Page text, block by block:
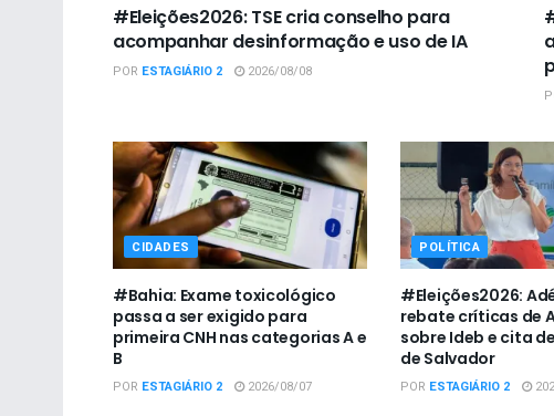
#Eleições2026: TSE cria conselho para
acompanhar desinformação e uso de IA
POR ESTAGIÁRIO 2 2026/08/08
CIDADES
#Bahia: Exame toxicológico
passa a ser exigido para
primeira CNH nas categorias A e
B
POR ESTAGIÁRIO 2 2026/08/07
POLÍTICA
#Eleições2026:
rebate críticas de
sobre Ideb e cita
de Salvador
POR ESTAGIÁRIO 2